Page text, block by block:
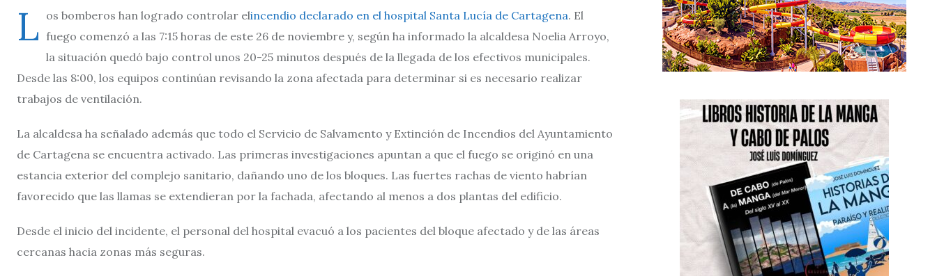
L os bomberos han logrado controlar elincendio declarado en el hospital Santa Lucía de Cartagena. El
fuego comenzó a las 7:15 horas de este 26 de noviembre y, según ha informado la alcaldesa Noelia Arroyo,
la situación quedó bajo control unos 20-25 minutos después de la llegada de los efectivos municipales.
Desde las 8:00, los equipos continúan revisando la zona afectada para determinar si es necesario realizar
trabajos de ventilación.
La alcaldesa ha señalado además que todo el Servicio de Salvamento y Extinción de Incendios del Ayuntamiento
de Cartagena se encuentra activado. Las primeras investigaciones apuntan a que el fuego se originó en una
estancia exterior del complejo sanitario, dañando uno de los bloques. Las fuertes rachas de viento habrían
favorecido que las llamas se extendieran por la fachada, afectando al menos a dos plantas del edificio.
Desde el inicio del incidente, el personal del hospital evacuó a los pacientes del bloque afectado y de las áreas
cercanas hacia zonas más seguras.